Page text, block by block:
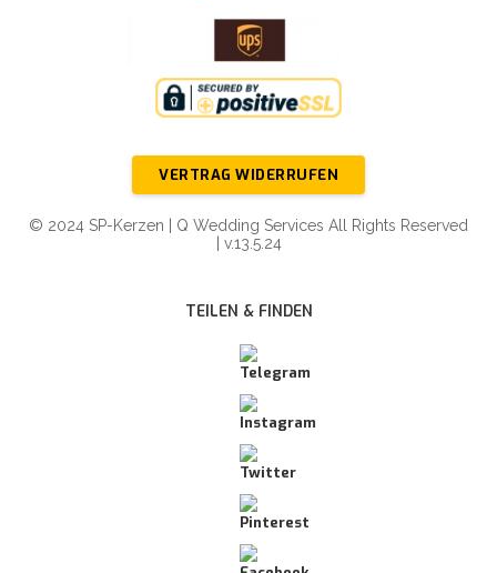
VERTRAG WIDERRUFEN
© 2024 SP-Kerzen | Q Wedding Services All Rights Reserved
| v.13.5.24
TEILEN & FINDEN